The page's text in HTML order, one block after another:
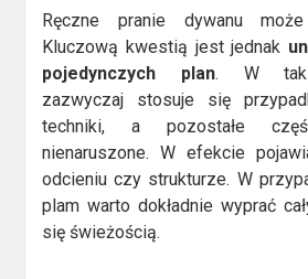
Ręczne pranie dywanu
Kluczową kwestią jest jednak
pojedynczych plan. W
zazwyczaj stosuje się
techniki, a pozostałe
nienaruszone. W efekcie
odcieniu czy strukturze. W
plam warto dokładnie wyprać
się świeżością.